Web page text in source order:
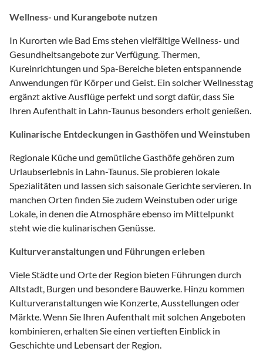
Wellness- und Kurangebote nutzen
In Kurorten wie Bad Ems stehen vielfältige Wellness- und
Gesundheitsangebote zur Verfügung. Thermen,
Kureinrichtungen und Spa-Bereiche bieten entspannende
Anwendungen für Körper und Geist. Ein solcher Wellnesstag
ergänzt aktive Ausflüge perfekt und sorgt dafür, dass Sie
Ihren Aufenthalt in Lahn-Taunus besonders erholt genießen.
Kulinarische Entdeckungen in Gasthöfen und Weinstuben
Regionale Küche und gemütliche Gasthöfe gehören zum
Urlaubserlebnis in Lahn-Taunus. Sie probieren lokale
Spezialitäten und lassen sich saisonale Gerichte servieren. In
manchen Orten finden Sie zudem Weinstuben oder urige
Lokale, in denen die Atmosphäre ebenso im Mittelpunkt
steht wie die kulinarischen Genüsse.
Kulturveranstaltungen und Führungen erleben
Viele Städte und Orte der Region bieten Führungen durch
Altstadt, Burgen und besondere Bauwerke. Hinzu kommen
Kulturveranstaltungen wie Konzerte, Ausstellungen oder
Märkte. Wenn Sie Ihren Aufenthalt mit solchen Angeboten
kombinieren, erhalten Sie einen vertieften Einblick in
Geschichte und Lebensart der Region.